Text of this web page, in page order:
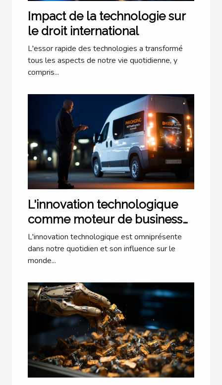
Impact de la technologie sur
le droit international
L'essor rapide des technologies a transformé
tous les aspects de notre vie quotidienne, y
compris...
L'innovation technologique
comme moteur de business
pionnier
L'innovation technologique est omniprésente
dans notre quotidien et son influence sur le
monde...